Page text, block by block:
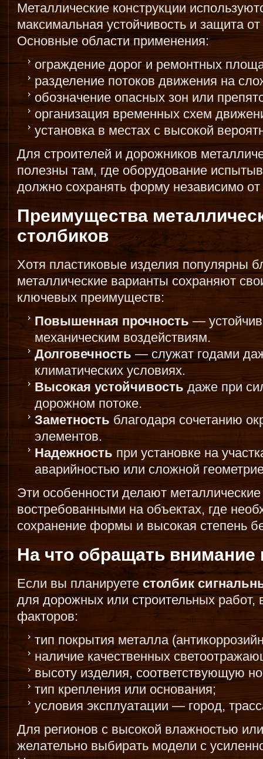
Металлические конструкции
максимальная устойчивость и защита
Основные области применения:
ограждение дорог и ремонтных
разделение потоков движения на
обозначение опасных зон или
организация временных схем
установка в местах с высокой
Для строителей и дорожников
полезны там, где оборудование
должно сохранять форму независимо
Преимущества
столбиков
Хотя пластиковые изделия популярны
металлические варианты сохраняют
ключевых преимуществ:
Повышенная прочность —
механическим воздействиям.
Долговечность— служат годами
климатических условиях.
Высокая устойчивостьдаже при
дорожном потоке.
Заметность благодаря сочетанию
элементов.
Надежность при установке на
аварийностью или сложной
Эти особенности делают металлические
востребованными на объектах, где
сохранение формы и высокая степень
На что обращать
Если вы планируете столбик
для дорожных или строительных работ,
факторов:
тип покрытия металла
наличие качественных
высоту изделия, соответствующую
тип крепления или основания;
условия эксплуатации — город,
Для регионов с высокой влажностью
желательно выбирать модели с